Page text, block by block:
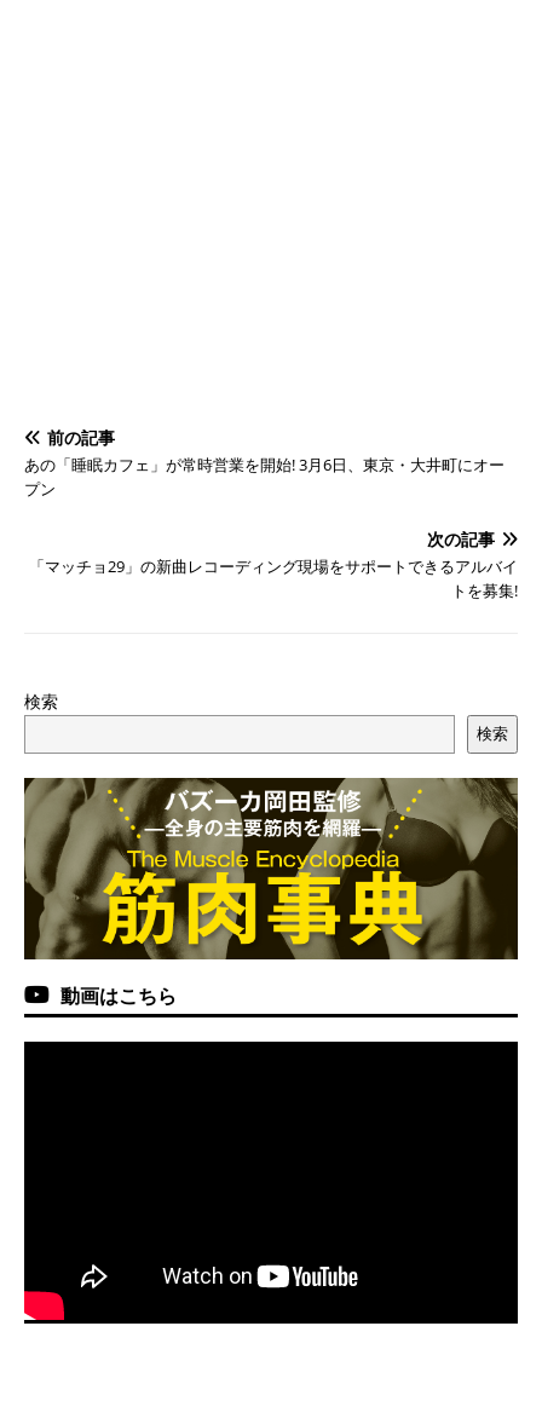
前の記事
あの「睡眠カフェ」が常時営業を開始! 3月6日、東京・大井町にオー
プン
次の記事
「マッチョ29」の新曲レコーディング現場をサポートできるアルバイ
トを募集!
検索
検索
動画はこちら